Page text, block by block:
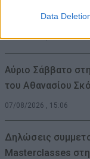
Data
με νέα ομαδική
07/08/2026 , 20:17
Αύριο Σάββατο
του Αθανασίου
07/08/2026 , 15:06
Δηλώσεις
Masterclasses στη